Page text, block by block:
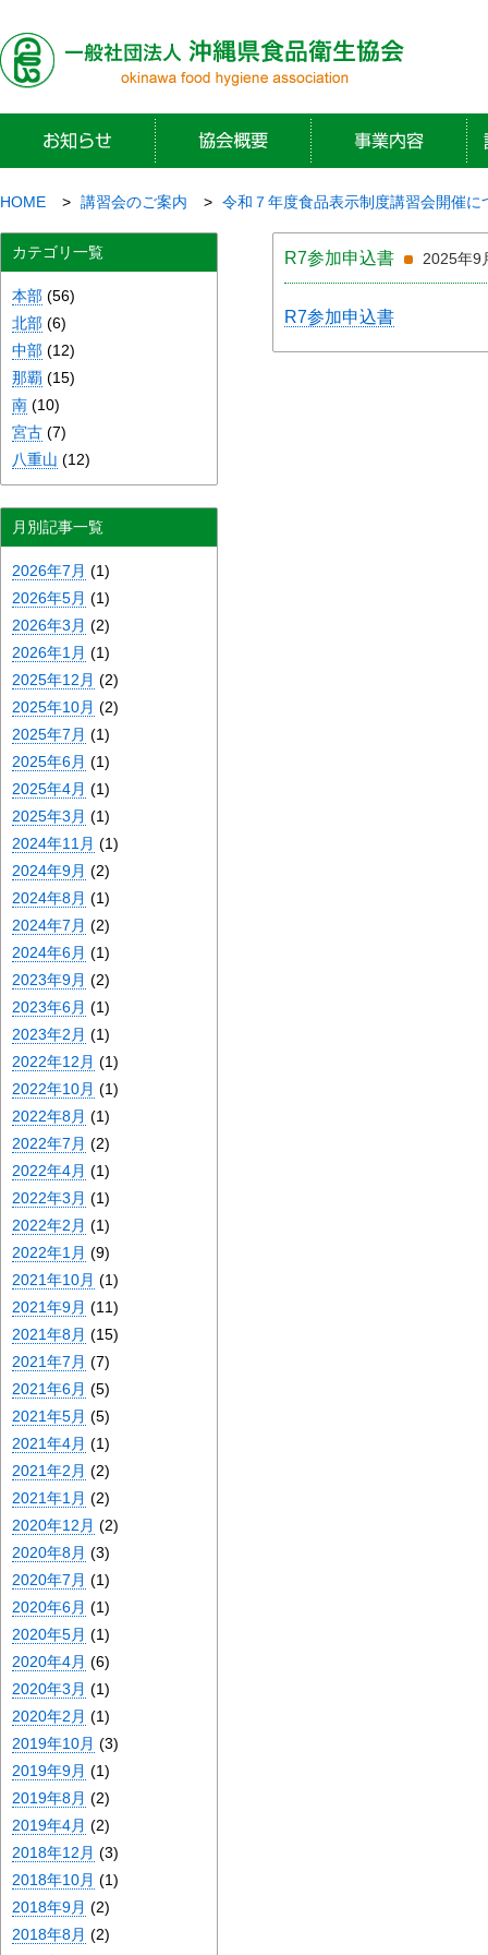
HOME 講習会のご案内 令和７年度食品表示制度講習会開催に
カテゴリ一覧
本部 (56)
北部 (6)
中部 (12)
那覇 (15)
南 (10)
宮古 (7)
八重山 (12)
月別記事一覧
2026年7月 (1)
2026年5月 (1)
2026年3月 (2)
2026年1月 (1)
2025年12月 (2)
2025年10月 (2)
2025年7月 (1)
2025年6月 (1)
2025年4月 (1)
2025年3月 (1)
2024年11月 (1)
2024年9月 (2)
2024年8月 (1)
2024年7月 (2)
2024年6月 (1)
2023年9月 (2)
2023年6月 (1)
2023年2月 (1)
2022年12月 (1)
2022年10月 (1)
2022年8月 (1)
2022年7月 (2)
2022年4月 (1)
2022年3月 (1)
2022年2月 (1)
2022年1月 (9)
2021年10月 (1)
2021年9月 (11)
2021年8月 (15)
2021年7月 (7)
2021年6月 (5)
2021年5月 (5)
2021年4月 (1)
2021年2月 (2)
2021年1月 (2)
2020年12月 (2)
2020年8月 (3)
2020年7月 (1)
2020年6月 (1)
2020年5月 (1)
2020年4月 (6)
2020年3月 (1)
2020年2月 (1)
2019年10月 (3)
2019年9月 (1)
2019年8月 (2)
2019年4月 (2)
2018年12月 (3)
2018年10月 (1)
2018年9月 (2)
2018年8月 (2)
R7参加申込書 2025年9
R7参加申込書